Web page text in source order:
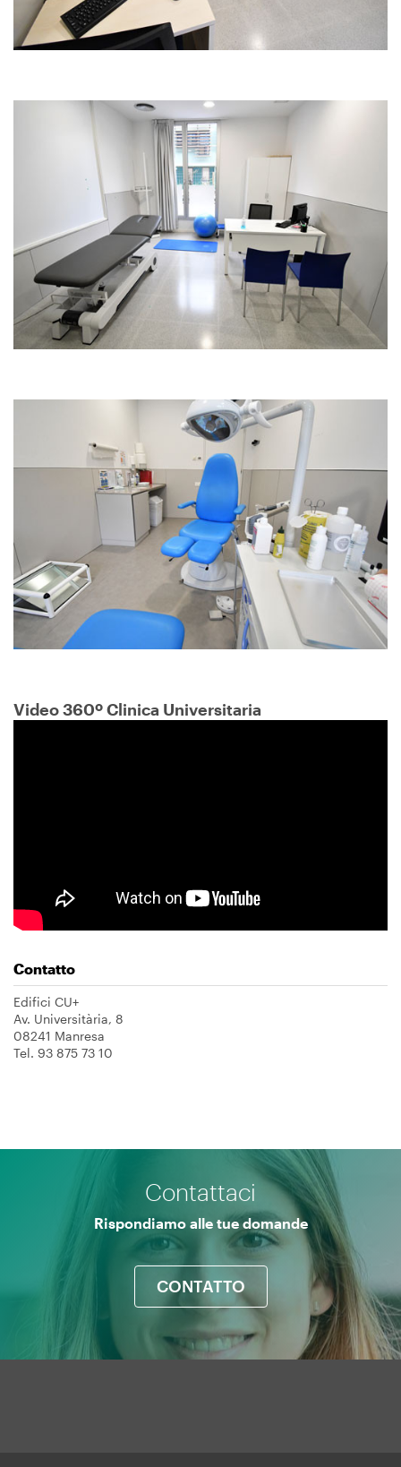
Video 360º Clinica Universitaria
Contatto
Edifici CU+
Av. Universitària, 8
08241 Manresa
Tel. 93 875 73 10
Contattaci
Rispondiamo alle tue domande
CONTATTO